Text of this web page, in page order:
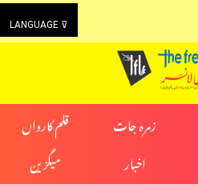
LANGUAGE ⊽
زمرہ جات
قلم کارواں
اخبار
میگزین